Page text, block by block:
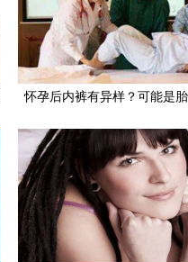
怀孕后内裤有异样？可能是